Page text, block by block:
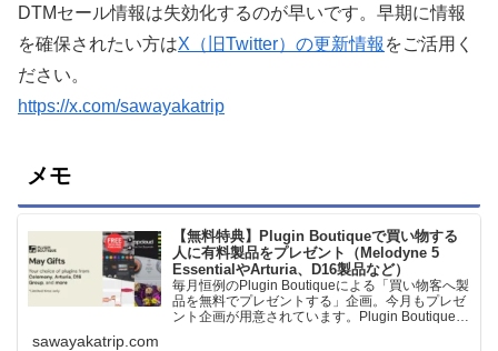
DTMセール情報は失効化するのが早いです。早期に情報
を確保されたい方はX（旧Twitter）の更新情報 をご活用く
ださい。
https://x.com/sawayakatrip
メモ
【無料特典】Plugin Boutiqueで買い物する
人に有料製品をプレゼント（Melodyne 5
EssentialやArturia、D16製品など）
毎月恒例のPlugin Boutiqueによる「買い物客へ製
品を無料でプレゼントする」企画。今月もプレゼ
ント企画が用意されています。Plugin Boutiqueで
sawayakatrip.com